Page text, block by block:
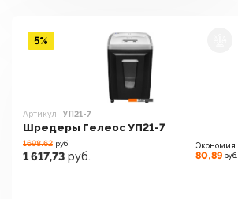
Артикул: УП21-7
Шредеры Гелеос УП21-7
1698.62 руб.
1 617,73 руб.
Экономия
80,89 руб.
5%